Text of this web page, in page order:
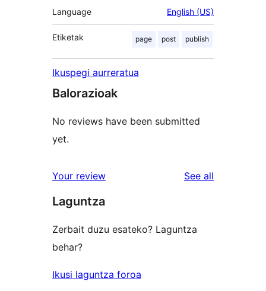
Language English (US)
Etiketak page post publish
Ikuspegi aurreratua
Balorazioak
No reviews have been submitted
yet.
Your review See all
Laguntza
Zerbait duzu esateko? Laguntza
behar?
Ikusi laguntza foroa